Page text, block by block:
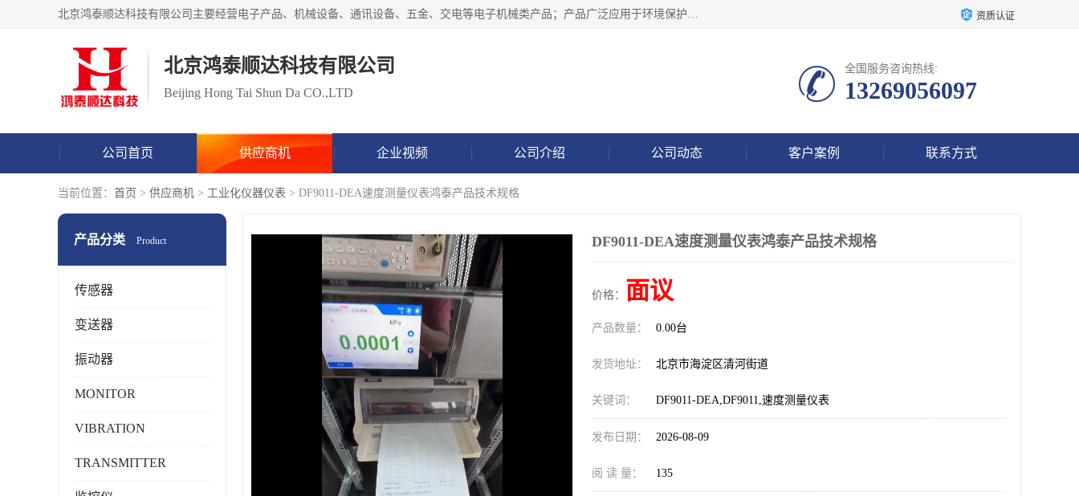
北京鸿泰顺达科技有限公司主要经营电子产品、机械设备、通讯设备、五金、交电等电子机械类产品；产品广泛应用于环境保护、石油化工、电力电子、冶金建筑、煤炭、农业、卫生防疫、教育科研等行业。并成功的与各地环境监测站、污水处理厂、卷烟厂、电厂、高校、科学院所、卫生防疫部门、煤矿、石化厂等用户建立了密切的合作关系。 资质认证
北京鸿泰顺达科技有限公司
Beijing Hong Tai Shun Da CO.,LTD
全国服务咨询热线:
13269056097
公司首页 供应商机 企业视频 公司介绍 公司动态 客户案例 联系方式
当前位置： 首页 > 供应商机 > 工业化仪器仪表 > DF9011-DEA速度测量仪表鸿泰产品技术规格
产品分类 Product
传感器
变送器
振动器
MONITOR
VIBRATION
TRANSMITTER
DF9011-DEA速度测量仪表鸿泰产品技术规格
价格： 面议
产品数量： 0.00台
发货地址： 北京市海淀区清河街道
关键词： DF9011-DEA,DF9011,速度测量仪表
发布日期： 2026-08-09
阅 读 量： 135